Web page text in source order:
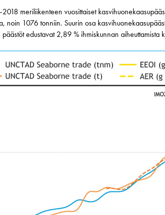
meriliikenteen vuosittaiset
noin 1076 tonniin. Suurin osa
edustavat 2,89 % ihmiskunnan